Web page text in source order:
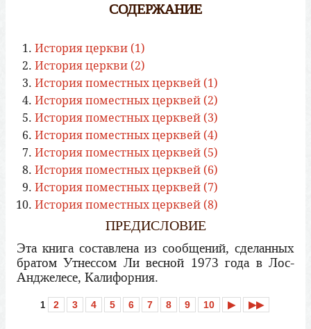
СОДЕРЖАНИЕ
История церкви (1)
История церкви (2)
История поместных церквей (1)
История поместных церквей (2)
История поместных церквей (3)
История поместных церквей (4)
История поместных церквей (5)
История поместных церквей (6)
История поместных церквей (7)
История поместных церквей (8)
ПРЕДИСЛОВИЕ
Эта книга составлена из сообщений, сделанных
братом Утнессом Ли весной 1973 года в Лос-
Анджелесе, Калифорния.
1 2 3 4 5 6 7 8 9 10 ▶ ▶▶